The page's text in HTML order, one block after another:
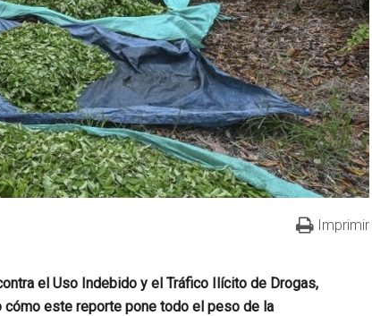
Imprimir
el Uso Indebido y el Tráfico Ilícito de Drogas,
cómo este reporte pone todo el peso de la